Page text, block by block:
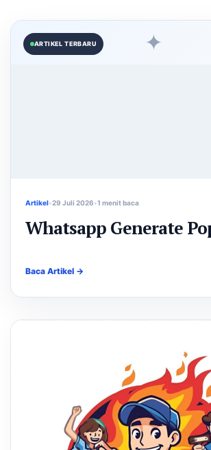
ARTIKEL TERBARU ✦
Artikel 29 Juli 2026 1 menit baca
Whatsapp Generate
Baca Artikel →